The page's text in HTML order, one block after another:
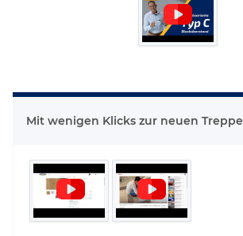
Mit wenigen Klicks zur neuen Treppe